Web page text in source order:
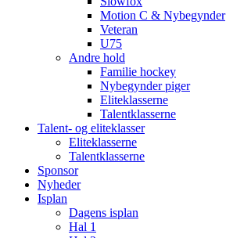
Motion C & Nybegynder
Veteran
U75
Andre hold
Familie hockey
Nybegynder piger
Eliteklasserne
Talentklasserne
Talent- og eliteklasser
Eliteklasserne
Talentklasserne
Sponsor
Nyheder
Isplan
Dagens isplan
Hal 1